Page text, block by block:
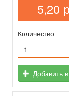
5,20
Количество
Добавить